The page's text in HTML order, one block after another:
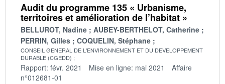
Audit du programme 135 « Urbanisme,
territoires et amélioration de l’habitat »
BELLUROT, Nadine
AUBEY-BERTHELOT, Catherine
PERRIN, Gilles
COQUELIN, Stéphane
CONSEIL GENERAL DE L'ENVIRONNEMENT ET DU DEVELOPPEMENT
DURABLE (CGEDD)
Rapport: févr. 2021 Mise en ligne: mai 2021
Affaire
n°012681-01